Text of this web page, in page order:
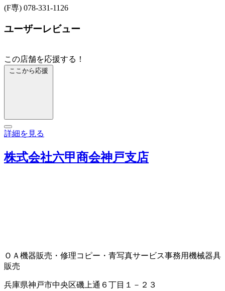
(F専) 078-331-1126
ユーザーレビュー
この店舗を応援する！
ここから応援
詳細を見る
株式会社六甲商会神戸支店
ＯＡ機器販売・修理コピー・青写真サービス事務用機械器具
販売
兵庫県神戸市中央区磯上通６丁目１－２３